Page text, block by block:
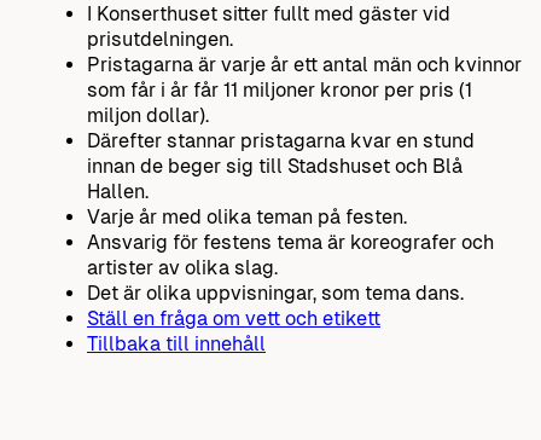
I Konserthuset sitter fullt med gäster vid
prisutdelningen.
Pristagarna är varje år ett antal män och kvinnor
som får i år får 11 miljoner kronor per pris (1
miljon dollar).
Därefter stannar pristagarna kvar en stund
innan de beger sig till Stadshuset och Blå
Hallen.
Varje år med olika teman på festen.
Ansvarig för festens tema är koreografer och
artister av olika slag.
Det är olika uppvisningar, som tema dans.
Ställ en fråga om vett och etikett
Tillbaka till innehåll